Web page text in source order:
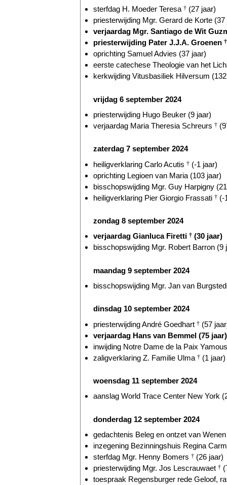
sterfdag H. Moeder Teresa † (27 jaar)
priesterwijding Mgr. Gerard de Korte (37
verjaardag Mgr. Santiago de Wit
priesterwijding Pater J.J.A. Groenen †
oprichting Samuel Advies (37 jaar)
eerste catechese Theologie van het
kerkwijding Vitusbasiliek Hilversum
vrijdag 6 september 2024
priesterwijding Hugo Beuker (9 jaar)
verjaardag Maria Theresia Schreurs †
zaterdag 7 september 2024
heiligverklaring Carlo Acutis † (-1 jaar)
oprichting Legioen van Maria (103 jaar)
bisschopswijding Mgr. Guy Harpigny
heiligverklaring Pier Giorgio Frassati † (-
zondag 8 september 2024
verjaardag Gianluca Firetti † (30 jaar)
bisschopswijding Mgr. Robert Barron (9
maandag 9 september 2024
bisschopswijding Mgr. Jan van
dinsdag 10 september 2024
priesterwijding André Goedhart † (57
verjaardag Hans van Bemmel (75 jaar)
inwijding Notre Dame de la Paix
zaligverklaring Z. Familie Ulma † (1 jaar)
woensdag 11 september 2024
aanslag World Trace Center New York
donderdag 12 september 2024
gedachtenis Beleg en ontzet van
inzegening Bezinningshuis Regina
sterfdag Mgr. Henny Bomers † (26 jaar)
priesterwijding Mgr. Jos Lescrauwaet †
toespraak Regensburger rede Geloof,